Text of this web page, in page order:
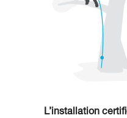
L’installation